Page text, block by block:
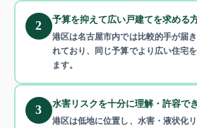
2 予算を抑えて広い戸建てを求める
港区は名古屋市内では比較的手が届
れており、同じ予算でより広い住宅
ます。
3 水害リスクを十分に理解・許容で
港区は低地に位置し、水害・液状化